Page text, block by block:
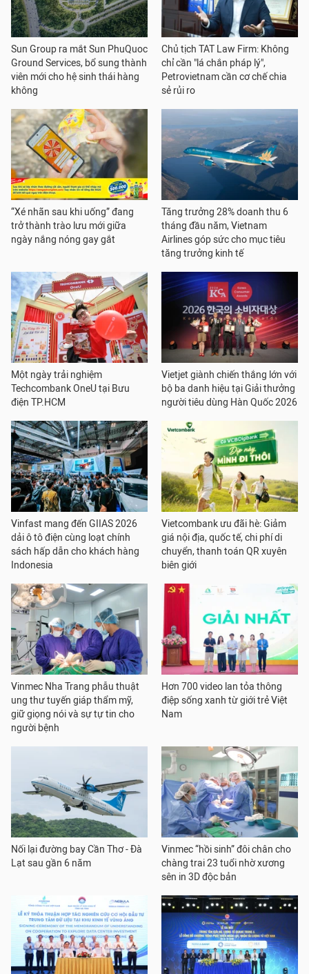
Sun Group ra mắt Sun PhuQuoc
Ground Services, bổ sung thành
viên mới cho hệ sinh thái hàng
không
Chủ tịch TAT Law Firm: Không
chỉ cần "lá chắn pháp lý",
Petrovietnam cần cơ chế chia
sẻ rủi ro
“Xé nhãn sau khi uống” đang
trở thành trào lưu mới giữa
ngày nắng nóng gay gắt
Tăng trưởng 28% doanh thu 6
tháng đầu năm, Vietnam
Airlines góp sức cho mục tiêu
tăng trưởng kinh tế
Một ngày trải nghiệm
Techcombank OneU tại Bưu
điện TP.HCM
Vietjet giành chiến thắng lớn với
bộ ba danh hiệu tại Giải thưởng
người tiêu dùng Hàn Quốc 2026
Vinfast mang đến GIIAS 2026
dải ô tô điện cùng loạt chính
sách hấp dẫn cho khách hàng
Indonesia
Vietcombank ưu đãi hè: Giảm
giá nội địa, quốc tế, chi phí di
chuyển, thanh toán QR xuyên
biên giới
Vinmec Nha Trang phẫu thuật
ung thư tuyến giáp thẩm mỹ,
giữ giọng nói và sự tự tin cho
người bệnh
Hơn 700 video lan tỏa thông
điệp sống xanh từ giới trẻ Việt
Nam
Nối lại đường bay Cần Thơ - Đà
Lạt sau gần 6 năm
Vinmec “hồi sinh” đôi chân cho
chàng trai 23 tuổi nhờ xương
sên in 3D độc bản